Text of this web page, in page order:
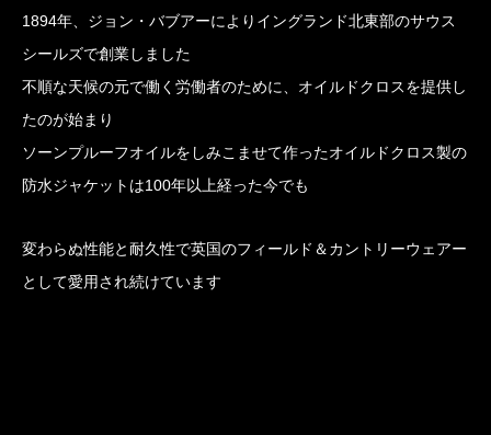
1894年、ジョン・バブアーによりイングランド北東部のサウス
シールズで創業しました
不順な天候の元で働く労働者のために、オイルドクロスを提供し
たのが始まり
ソーンプルーフオイルをしみこませて作ったオイルドクロス製の
防水ジャケットは100年以上経った今でも
変わらぬ性能と耐久性で英国のフィールド＆カントリーウェアー
として愛用され続けています